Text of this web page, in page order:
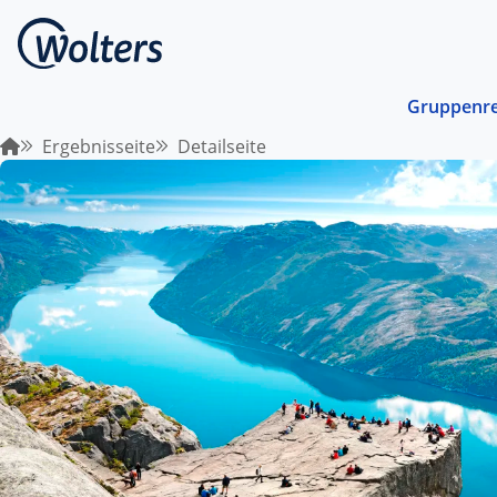
Von
Region
Ergebnisseite Detailseite